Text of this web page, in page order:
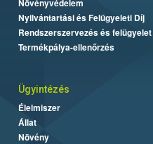
Növényvédelem
Nyilvántartási és Felügyeleti Díj
Rendszerszervezés és felügyelet
Termékpálya-ellenőrzés
Ügyintézés
Élelmiszer
Állat
Növény